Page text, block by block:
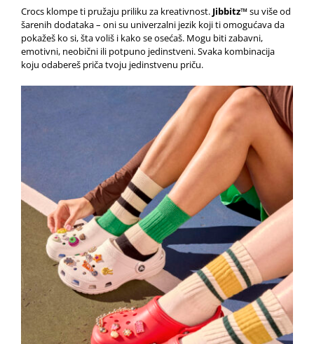
Crocs klompe ti pružaju priliku za kreativnost. Jibbitz™su više od
šarenih dodataka – oni su univerzalni jezik koji ti omogućava da
pokažeš ko si, šta voliš i kako se osećaš. Mogu biti zabavni,
emotivni, neobični ili potpuno jedinstveni. Svaka kombinacija
koju odabereš priča tvoju jedinstvenu priču.